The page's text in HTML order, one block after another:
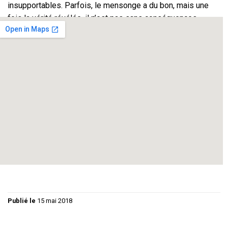
insupportables. Parfois, le mensonge a du bon, mais une
fois la vérité révélée, il n’est pas sans conséquences.
Une réflexion fine, subtile, réussie, sur l’amour, l’amitié et le
Publié le 15 mai 2018